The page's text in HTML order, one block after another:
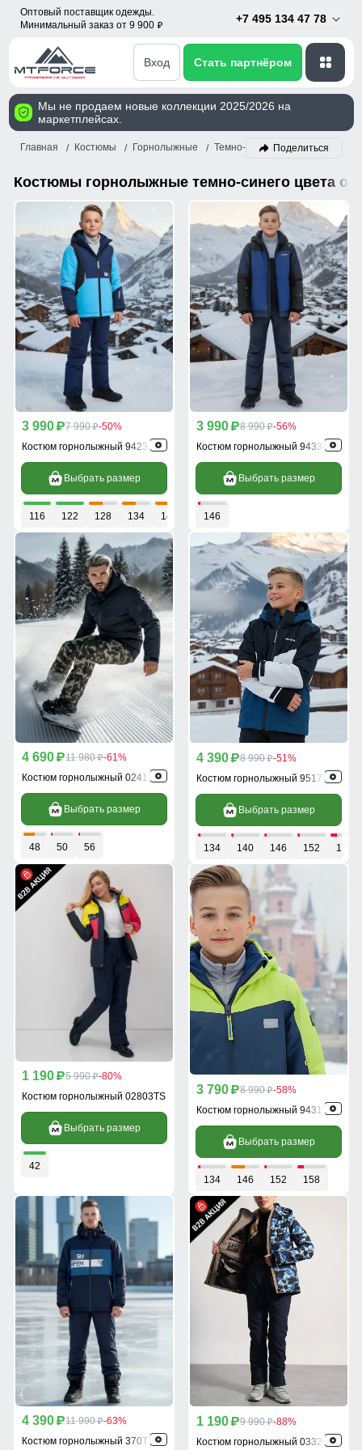
Оптовый поставщик одежды.
Минимальный заказ от 9 900 p
+7 495 134 47 78
Вход Стать партнёром
Мы не продаем новые коллекции 2025/2026 на
маркетплейсах.
Главная Костюмы Горнолыжные Темно-синий Поделиться
Костюмы горнолыжные темно-синего цвета
3 990 p7 990 p-50%
Костюм горнолыжный 9423TS
Выбрать размер
116 122 128 134 140 146
3 990 p8 990 p-56%
Костюм горнолыжный 9433TS
Выбрать размер
146
4 690 p11 980 p-61%
Костюм горнолыжный 02412TS
Выбрать размер
48 50 56
4 390 p8 990 p-51%
Костюм горнолыжный 9517TS
Выбрать размер
134 140 146 152 158
1 190 p5 990 p-80%
Костюм горнолыжный 02803TS
Выбрать размер
42
3 790 p8 990 p-58%
Костюм горнолыжный 9431TS
Выбрать размер
134 146 152 158
4 390 p11 990 p-63%
Костюм горнолыжный 370TS
1 190 p9 990 p-88%
Костюм горнолыжный 03320TS